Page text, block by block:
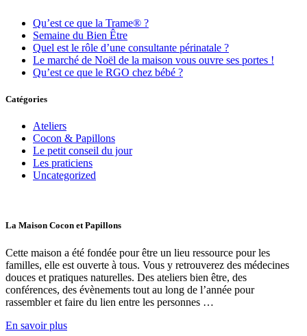
Qu’est ce que la Trame® ?
Semaine du Bien Être
Quel est le rôle d’une consultante périnatale ?
Le marché de Noël de la maison vous ouvre ses portes !
Qu’est ce que le RGO chez bébé ?
Catégories
Ateliers
Cocon & Papillons
Le petit conseil du jour
Les praticiens
Uncategorized
La Maison Cocon et Papillons
Cette maison a été fondée pour être un lieu ressource pour les
familles, elle est ouverte à tous. Vous y retrouverez des médecines
douces et pratiques naturelles. Des ateliers bien être, des
conférences, des évènements tout au long de l’année pour
rassembler et faire du lien entre les personnes …
En savoir plus